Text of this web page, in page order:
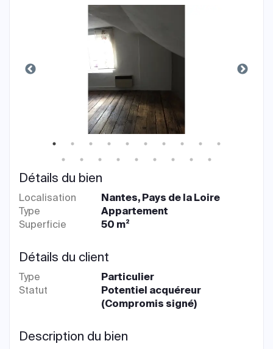
Détails du bien
Localisation
Nantes, Pays de la Loire
Type
Appartement
Superficie
50 m²
Détails du client
Type
Particulier
Statut
Potentiel acquéreur
(Compromis signé)
Description du bien